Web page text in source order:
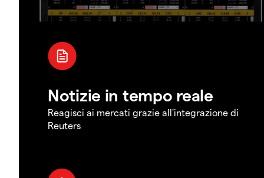
Notizie in tempo reale
Reagisci ai mercati grazie all'integrazione di
Reuters